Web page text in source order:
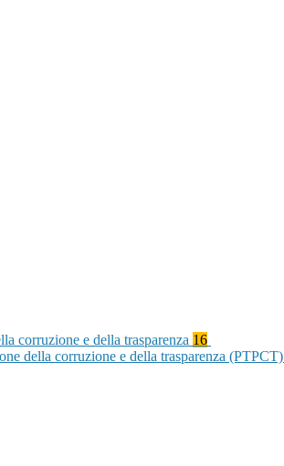
corruzione e della trasparenza 16
della corruzione e della trasparenza (PTPCT)